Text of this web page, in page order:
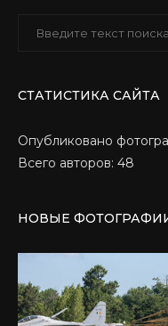
СТАТИСТИКА САЙТА
Опубликовано
Всего авторов: 48
НОВЫЕ